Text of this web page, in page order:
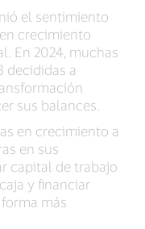
el sentimiento
crecimiento
En 2024, muchas
decididas a
sus balances.
en crecimiento a
en sus
capital de trabajo
y financiar
más